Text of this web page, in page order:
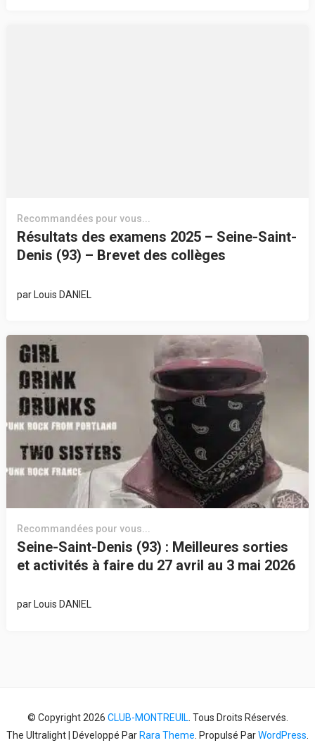
Recommandées pour vous...
Résultats des examens 2025 – Seine-Saint-
Denis (93) – Brevet des collèges
parLouis DANIEL
Recommandées pour vous...
Seine-Saint-Denis (93) : Meilleures sorties
et activités à faire du 27 avril au 3 mai 2026
par Louis DANIEL
© Copyright 2026 CLUB-MONTREUIL . Tous Droits Réservés.
The Ultralight | Développé ParRara Theme . Propulsé ParWordPress